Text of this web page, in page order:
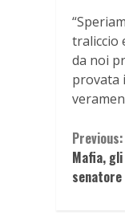
traliccio
da noi
provata
Previous:
Mafia,
senatore